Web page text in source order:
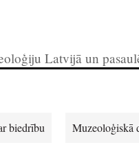
Latvijā un
biedrību Muzeoloģiskā